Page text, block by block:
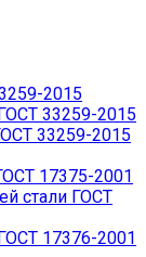
2015
33259-2015
33259-2015
17375-2001
стали ГОСТ
17376-2001